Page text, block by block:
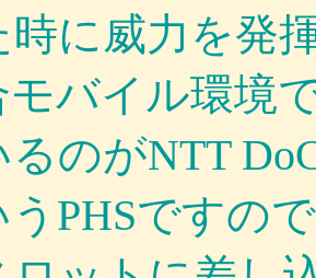
時に威力を発
バイル環境
のがNTT
うPHSですので